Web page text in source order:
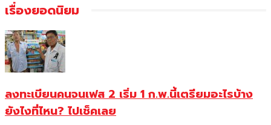
เรื่องยอดนิยม
ลงทะเบียนคนจนเฟส 2 เริ่ม 1 ก.พ.นี้เตรียมอะไรบ้าง
ยังไงที่ไหน? ไปเช็คเลย